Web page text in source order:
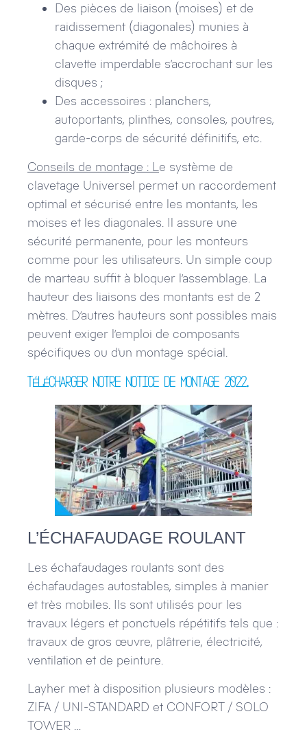
Des pièces de liaison (moises) et de
raidissement (diagonales) munies à
chaque extrémité de mâchoires à
clavette imperdable s’accrochant sur les
disques ;
Des accessoires : planchers,
autoportants, plinthes, consoles, poutres,
garde-corps de sécurité définitifs, etc.
Conseils de montage : Le système de
clavetage Universel permet un raccordement
optimal et sécurisé entre les montants, les
moises et les diagonales. Il assure une
sécurité permanente, pour les monteurs
comme pour les utilisateurs. Un simple coup
de marteau suffit à bloquer l’assemblage. La
hauteur des liaisons des montants est de 2
mètres. D’autres hauteurs sont possibles mais
peuvent exiger l’emploi de composants
spécifiques ou d’un montage spécial.
Télécharger notre notice de montage 2022.
L’ÉCHAFAUDAGE ROULANT
Les échafaudages roulants sont des
échafaudages autostables, simples à manier
et très mobiles. Ils sont utilisés pour les
travaux légers et ponctuels répétitifs tels que :
travaux de gros œuvre, plâtrerie, électricité,
ventilation et de peinture.
Layher met à disposition plusieurs modèles :
ZIFA / UNI-STANDARD et CONFORT / SOLO
TOWER …